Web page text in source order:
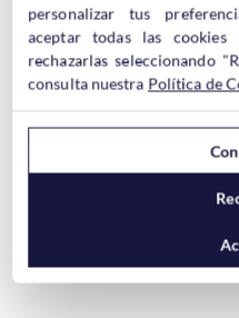
Tras ello, buscaremos la
límite de envío de correos y
la izquierda para que se
que podemos llevar a cabo
personalizar tus
aceptar todas las
rechazarlas seleccionando
consulta nuestra Política de